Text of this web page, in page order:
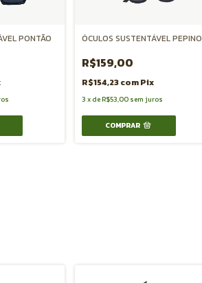
PONTÃO ÓCULOS SUSTENTÁVEL PEPINO
R$159,00
R$154,23comPix
3 xdeR$53,00 sem juros